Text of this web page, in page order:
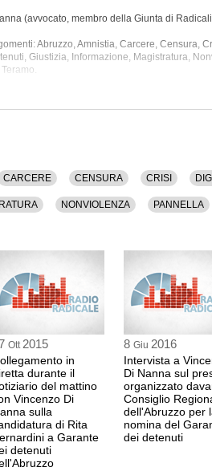
(avvocato, membro della Giunta di
Abruzzo, Amnistia, Carcere, Censura,
Giustizia, Informazione, Magistratura,
CARCERE CENSURA CRISI
NONVIOLENZA PANNELLA
Ott 2015
in
durante il
del mattino
Vincenzo Di
sulla
di Rita
a Garante
detenuti
8 Giu 2016
Intervista a
Di Nanna sul
organizzato
Consiglio
dell'Abruzzo per
nomina del
dei detenuti